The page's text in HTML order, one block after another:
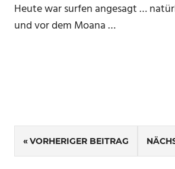
Heute war surfen angesagt …
und vor dem Moana …
SCHLAGWÖRTER
HONOLULU
Beitragsnavigation
VORHERIGER BEITRAG